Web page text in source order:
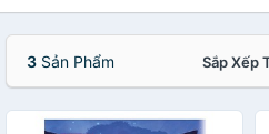
3 Sản Phẩm Sắp Xếp